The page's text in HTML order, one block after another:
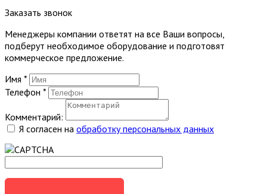
Заказать звонок
Менеджеры компании ответят на все Ваши вопросы,
подберут необходимое оборудование и подготовят
коммерческое предложение.
Имя *
Телефон *
Комментарий:
Я согласен на обработку персональных данных